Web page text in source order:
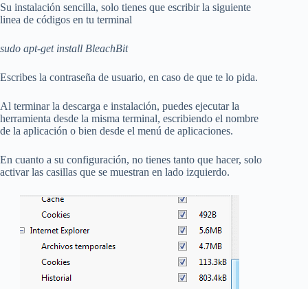
Su instalación sencilla, solo tienes que escribir la siguiente
linea de códigos en tu terminal
sudo apt-get install BleachBit
Escribes la contraseña de usuario, en caso de que te lo pida.
Al terminar la descarga e instalación, puedes ejecutar la
herramienta desde la misma terminal, escribiendo el nombre
de la aplicación o bien desde el menú de aplicaciones.
En cuanto a su configuración, no tienes tanto que hacer, solo
activar las casillas que se muestran en lado izquierdo.